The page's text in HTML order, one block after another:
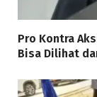
Pro Kontra
Bisa Dilihat